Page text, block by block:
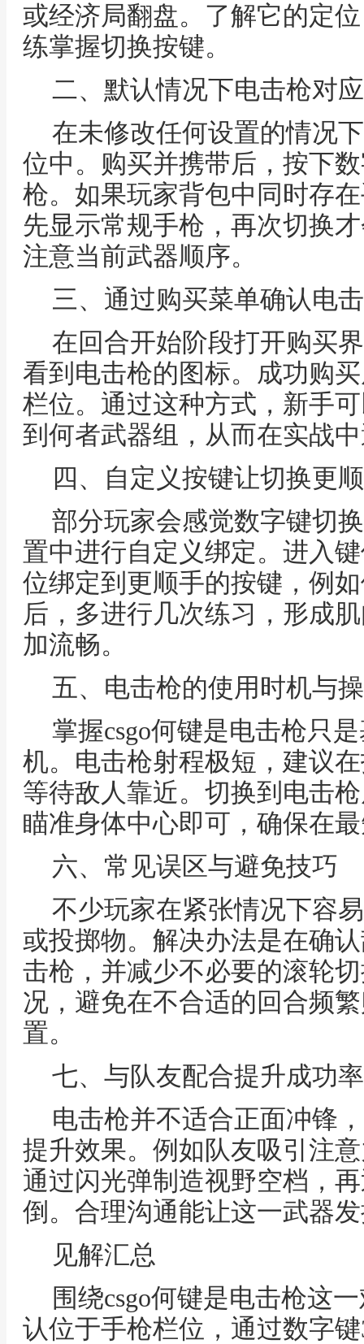
或经济局翻盘。了解它的定
练掌握切换按键。
二、默认情况下电击枪对
在未修改任何设置的情况
位中。购买并携带后，按下
枪。如果玩家背包中同时存
先显示常规手枪，再次切换
注意当前武器顺序。
三、通过购买菜单确认电
在回合开始阶段打开购买
看到电击枪的图标。成功购
栏位。通过这种方式，新手
到何者武器组，从而在实战
四、自定义按键让切换更
部分玩家会感觉数字键切
置中进行自定义绑定。进入
位绑定到更顺手的按键，例
后，多进行几次练习，形成
加流畅。
五、电击枪的使用时机与
掌握csgo何键是电击枪只
机。电击枪射程极短，建议
等待敌人靠近。切换到电击
瞄准身体中心即可，确保在
六、常见误区与避免技巧
不少玩家在紧张情况下容
或投掷物。解决办法是在确
击枪，并减少不必要的滚轮
况，避免在不合适的回合频
置。
七、与队友配合提升成功率
电击枪并不适合正面冲锋
提升效果。例如队友吸引注
通过闪光弹制造视野空档，
倒。合理沟通能让这一武器
见解汇总
围绕csgo何键是电击枪这
认位于手枪栏位，通过数字